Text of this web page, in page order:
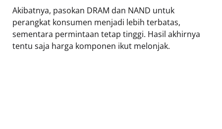
Akibatnya, pasokan DRAM dan NAND untuk
perangkat konsumen menjadi lebih terbatas,
sementara permintaan tetap tinggi. Hasil akhirnya
tentu saja harga komponen ikut melonjak.